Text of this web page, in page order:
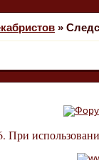
»
использовании